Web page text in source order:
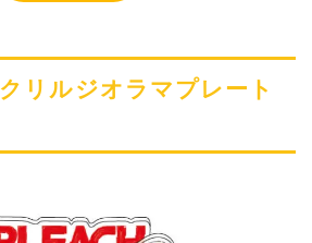
リルジオラマプレート